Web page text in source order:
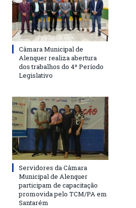
Câmara Municipal de
Alenquer realiza abertura
dos trabalhos do 4º Período
Legislativo
Servidores da Câmara
Municipal de Alenquer
participam de capacitação
promovida pelo TCM/PA em
Santarém